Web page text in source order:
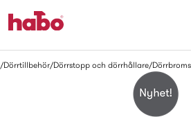
Dörrtillbehör Dörrstopp och dörrhållare Dörrbroms